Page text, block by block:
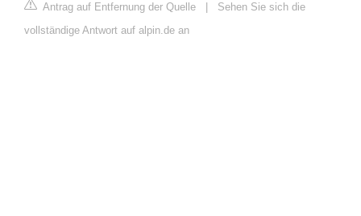
Antrag auf Entfernung der Quelle
Sehen Sie sich die
vollständige Antwort auf alpin.de an